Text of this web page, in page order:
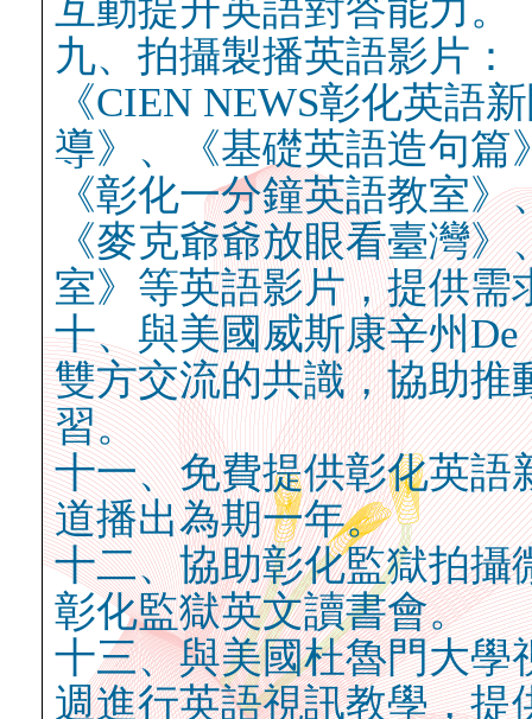
互動提升英語對答能力。
九、拍攝製播英語影片：
《CIEN NEWS彰化英語
導》、《基礎英語造句篇
《彰化一分鐘英語教室
《麥克爺爺放眼看臺灣
室》等英語影片，提供需
十、與美國威斯康辛州
雙方交流的共識，協助推
習。
十一、免費提供彰化英語
道播出為期一年。
十二、協助彰化監獄拍攝
彰化監獄英文讀書會。
十三、與美國杜魯門大學
週進行英語視訊教學，